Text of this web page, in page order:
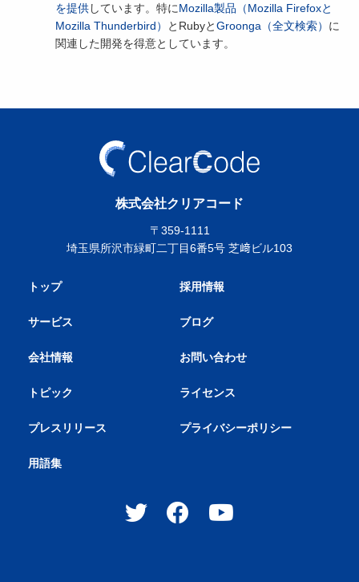
を提供しています。特にMozilla製品（Mozilla Firefoxと
Mozilla Thunderbird）
とRubyとGroonga（全文検索） に
関連した開発を得意としています。
株式会社クリアコード
〒359-1111
埼玉県所沢市緑町二丁目6番5号 芝﨑ビル103
トップ
サービス
会社情報
トピック
プレスリリース
用語集
採用情報
ブログ
お問い合わせ
ライセンス
プライバシーポリシー